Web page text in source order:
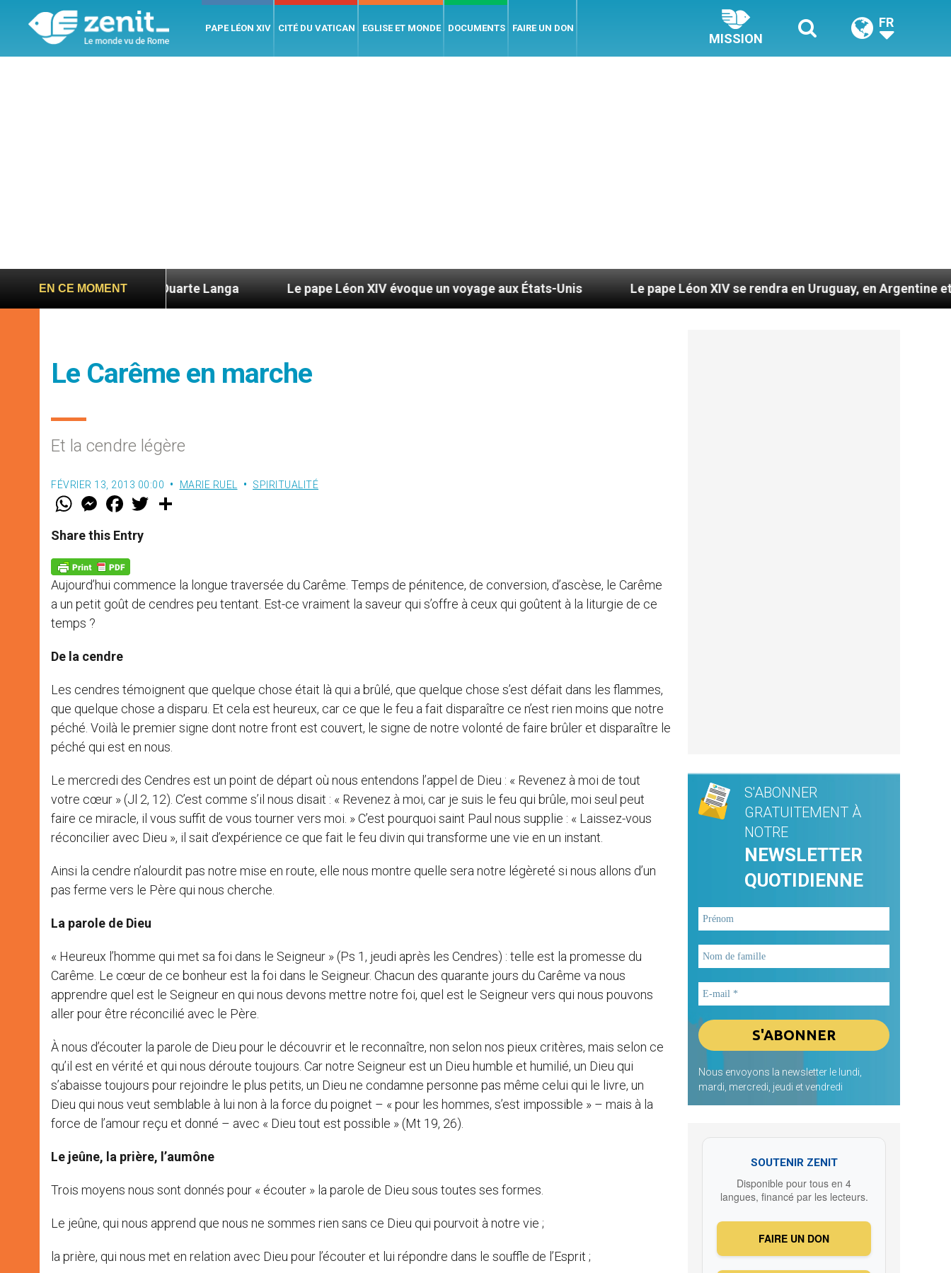
PAPE LÉON XIV CITÉ DU VATICAN EGLISE ET MONDE DOCUMENTS FAIRE UN DON
MISSION
FR
EN CE MOMENT
Júlio Duarte Langa Le pape Léon XIV évoque un voyage aux États-Unis Le pape Léon XIV se rendra en Uruguay, en Argentine et au Pérou
Le Carême en marche
Et la cendre légère
FÉVRIER 13, 2013 00:00 MARIE RUEL SPIRITUALITÉ
W
t
s
p
p
M
e
s
e
g
e
r
F
a
e
b
k
w
Share this Entry
Aujourd’hui commence la longue traversée du Carême. Temps de pénitence, de conversion, d’ascèse, le Carême
a un petit goût de cendres peu tentant. Est-ce vraiment la saveur qui s’offre à ceux qui goûtent à la liturgie de ce
temps ?
De la cendre
Les cendres témoignent que quelque chose était là qui a brûlé, que quelque chose s’est défait dans les flammes,
que quelque chose a disparu. Et cela est heureux, car ce que le feu a fait disparaître ce n’est rien moins que notre
péché. Voilà le premier signe dont notre front est couvert, le signe de notre volonté de faire brûler et disparaître le
péché qui est en nous.
Le mercredi des Cendres est un point de départ où nous entendons l’appel de Dieu : « Revenez à moi de tout
votre cœur » (Jl 2, 12). C’est comme s’il nous disait : « Revenez à moi, car je suis le feu qui brûle, moi seul peut
faire ce miracle, il vous suffit de vous tourner vers moi. » C’est pourquoi saint Paul nous supplie : « Laissez-vous
réconcilier avec Dieu », il sait d’expérience ce que fait le feu divin qui transforme une vie en un instant.
Ainsi la cendre n’alourdit pas notre mise en route, elle nous montre quelle sera notre légèreté si nous allons d’un
pas ferme vers le Père qui nous cherche.
La parole de Dieu
« Heureux l’homme qui met sa foi dans le Seigneur » (Ps 1, jeudi après les Cendres) : telle est la promesse du
Carême. Le cœur de ce bonheur est la foi dans le Seigneur. Chacun des quarante jours du Carême va nous
apprendre quel est le Seigneur en qui nous devons mettre notre foi, quel est le Seigneur vers qui nous pouvons
aller pour être réconcilié avec le Père.
À nous d’écouter la parole de Dieu pour le découvrir et le reconnaître, non selon nos pieux critères, mais selon ce
qu’il est en vérité et qui nous déroute toujours. Car notre Seigneur est un Dieu humble et humilié, un Dieu qui
s’abaisse toujours pour rejoindre le plus petits, un Dieu ne condamne personne pas même celui qui le livre, un
Dieu qui nous veut semblable à lui non à la force du poignet – « pour les hommes, s’est impossible » – mais à la
force de l’amour reçu et donné – avec « Dieu tout est possible » (Mt 19, 26).
Le jeûne, la prière, l’aumône
Trois moyens nous sont donnés pour « écouter » la parole de Dieu sous toutes ses formes.
Le jeûne, qui nous apprend que nous ne sommes rien sans ce Dieu qui pourvoit à notre vie ;
la prière, qui nous met en relation avec Dieu pour l’écouter et lui répondre dans le souffle de l’Esprit ;
S'ABONNER
GRATUITEMENT À
NOTRE
NEWSLETTER
QUOTIDIENNE
Nous envoyons la newsletter le lundi,
mardi, mercredi, jeudi et vendredi
SOUTENIR ZENIT
Disponible pour tous en 4
langues, financé par les lecteurs.
FAIRE UN DON